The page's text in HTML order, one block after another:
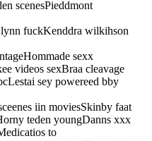
scenesPieddmont
lynn fuckKenddra wilkihson
sexx
videos sexBraa cleavage
sey powereed bby
iin moviesSkinby faat
teden youngDanns xxx
to